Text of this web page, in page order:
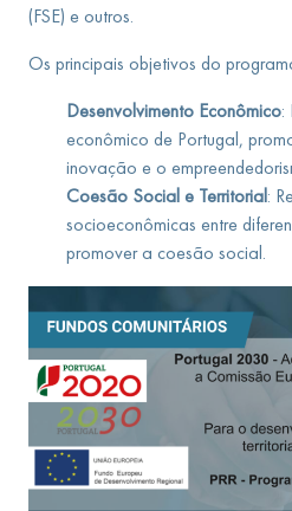
(FSE) e outros.
Os principais objetivos do
Desenvolvimento Econômico:
econômico de Portugal,
inovação e o
Coesão Social e Territorial:
socioeconômicas entre
promover a coesão social.